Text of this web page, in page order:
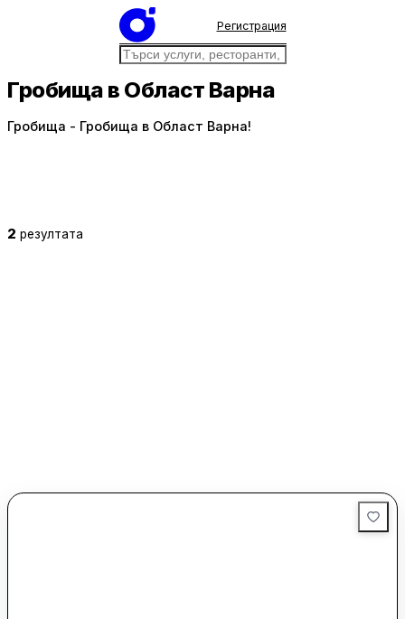
Регистрация
Гробища в Област Варна
Гробища - Гробища в Област Варна!
2 резултата